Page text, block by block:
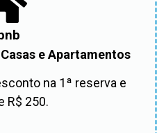
e Apartamentos
na 1ª reserva e
R$ 250.